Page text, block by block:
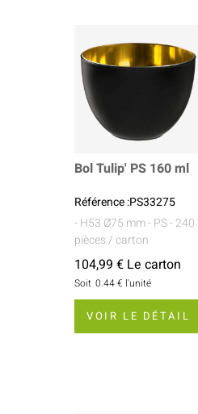
Bol Tulip' PS 160 ml
Référence :PS33275
- H53 Ø75 mm- PS- 240
pièces / carton
104,99 € Le carton
Soit 0.44 € l'unité
VOIR LE DÉTAIL